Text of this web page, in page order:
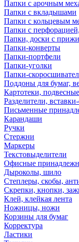
Папки с арочным
Папки с вкладышами
Папки с кольцевым
Папки с
Папки, доски с
Папки-конверты
Папки-портфели
Папки-уголки
Папки-
Поддоны для бумаг,
Картотеки,
Разделители,
Письменные
Карандаши
Ручки
Стержни
Маркеры
Текстовыделители
Офисные
Дыроколы, шило
Степлеры, скобы,
Скрепки, кнопки,
Клей, клейкая лента
Ножницы, ножи
Корзины для бумаг
Корректура
Ластики